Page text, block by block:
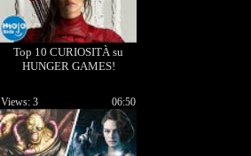
Top 10 CURIOSITÀ su
HUNGER GAMES!
06:50
Views: 3